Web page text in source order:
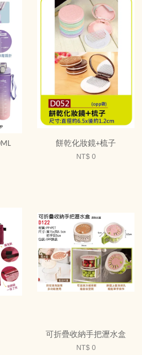
餅乾化妝鏡+梳子
NT$ 0
可折疊收納手把瀝水盒
NT$ 0